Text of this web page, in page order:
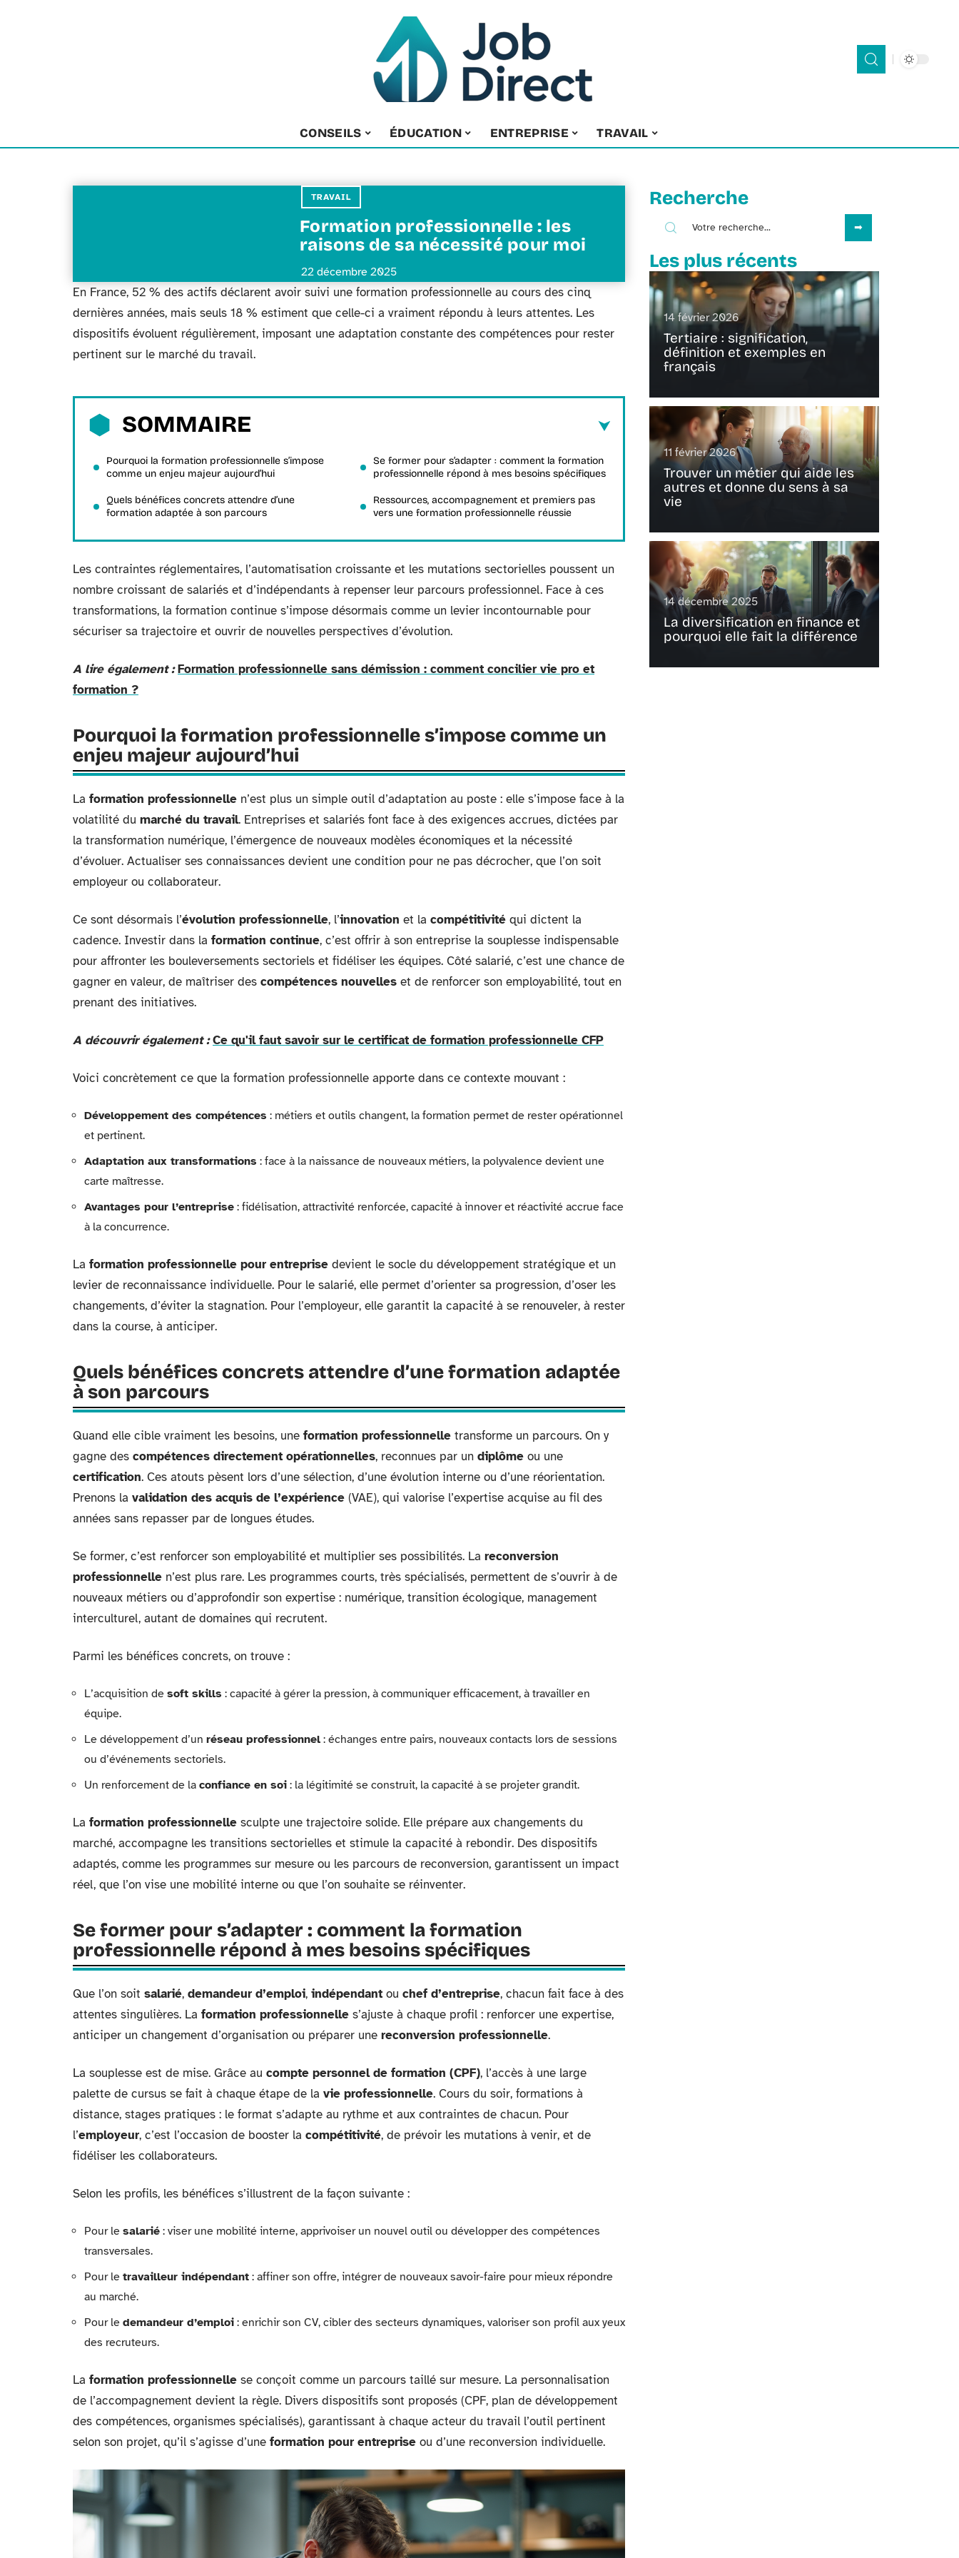
CONSEILS ÉDUCATION ENTREPRISE TRAVAIL
TRAVAIL
Formation professionnelle : les
raisons de sa nécessité pour moi
22 décembre 2025
En France, 52 % des actifs déclarent avoir suivi une formation professionnelle au cours des cinq
dernières années, mais seuls 18 % estiment que celle-ci a vraiment répondu à leurs attentes. Les
dispositifs évoluent régulièrement, imposant une adaptation constante des compétences pour rester
pertinent sur le marché du travail.
SOMMAIRE
Pourquoi la formation professionnelle s’impose
comme un enjeu majeur aujourd’hui
Quels bénéfices concrets attendre d’une
formation adaptée à son parcours
Se former pour s’adapter : comment la formation
professionnelle répond à mes besoins spécifiques
Ressources, accompagnement et premiers pas
vers une formation professionnelle réussie
Les contraintes réglementaires, l’automatisation croissante et les mutations sectorielles poussent un
nombre croissant de salariés et d’indépendants à repenser leur parcours professionnel. Face à ces
transformations, la formation continue s’impose désormais comme un levier incontournable pour
sécuriser sa trajectoire et ouvrir de nouvelles perspectives d’évolution.
A lire également : Formation professionnelle sans démission : comment concilier vie pro et
formation ?
Pourquoi la formation professionnelle s’impose comme un
enjeu majeur aujourd’hui
La formation professionnelle n’est plus un simple outil d’adaptation au poste : elle s’impose face à la
volatilité du marché du travail. Entreprises et salariés font face à des exigences accrues, dictées par
la transformation numérique, l’émergence de nouveaux modèles économiques et la nécessité
d’évoluer. Actualiser ses connaissances devient une condition pour ne pas décrocher, que l’on soit
employeur ou collaborateur.
Ce sont désormais l’évolution professionnelle, l’innovation et la compétitivité qui dictent la
cadence. Investir dans la formation continue, c’est offrir à son entreprise la souplesse indispensable
pour affronter les bouleversements sectoriels et fidéliser les équipes. Côté salarié, c’est une chance de
gagner en valeur, de maîtriser des compétences nouvelles et de renforcer son employabilité, tout en
prenant des initiatives.
A découvrir également : Ce qu'il faut savoir sur le certificat de formation professionnelle CFP
Voici concrètement ce que la formation professionnelle apporte dans ce contexte mouvant :
Développement des compétences : métiers et outils changent, la formation permet de rester opérationnel
et pertinent.
Adaptation aux transformations : face à la naissance de nouveaux métiers, la polyvalence devient une
carte maîtresse.
Avantages pour l’entreprise : fidélisation, attractivité renforcée, capacité à innover et réactivité accrue face
à la concurrence.
La formation professionnelle pour entreprise devient le socle du développement stratégique et un
levier de reconnaissance individuelle. Pour le salarié, elle permet d’orienter sa progression, d’oser les
changements, d’éviter la stagnation. Pour l’employeur, elle garantit la capacité à se renouveler, à rester
dans la course, à anticiper.
Quels bénéfices concrets attendre d’une formation adaptée
à son parcours
Quand elle cible vraiment les besoins, une formation professionnelle transforme un parcours. On y
gagne des compétences directement opérationnelles, reconnues par un diplôme ou une
certification. Ces atouts pèsent lors d’une sélection, d’une évolution interne ou d’une réorientation.
Prenons la validation des acquis de l’expérience (VAE), qui valorise l’expertise acquise au fil des
années sans repasser par de longues études.
Se former, c’est renforcer son employabilité et multiplier ses possibilités. La reconversion
professionnelle n’est plus rare. Les programmes courts, très spécialisés, permettent de s’ouvrir à de
nouveaux métiers ou d’approfondir son expertise : numérique, transition écologique, management
interculturel, autant de domaines qui recrutent.
Parmi les bénéfices concrets, on trouve :
L’acquisition de soft skills : capacité à gérer la pression, à communiquer efficacement, à travailler en
équipe.
Le développement d’un réseau professionnel : échanges entre pairs, nouveaux contacts lors de sessions
ou d’événements sectoriels.
Un renforcement de la confiance en soi : la légitimité se construit, la capacité à se projeter grandit.
La formation professionnelle sculpte une trajectoire solide. Elle prépare aux changements du
marché, accompagne les transitions sectorielles et stimule la capacité à rebondir. Des dispositifs
adaptés, comme les programmes sur mesure ou les parcours de reconversion, garantissent un impact
réel, que l’on vise une mobilité interne ou que l’on souhaite se réinventer.
Se former pour s’adapter : comment la formation
professionnelle répond à mes besoins spécifiques
Que l’on soit salarié, demandeur d’emploi, indépendant ou chef d’entreprise, chacun fait face à des
attentes singulières. La formation professionnelle s’ajuste à chaque profil : renforcer une expertise,
anticiper un changement d’organisation ou préparer une reconversion professionnelle.
La souplesse est de mise. Grâce au compte personnel de formation (CPF), l’accès à une large
palette de cursus se fait à chaque étape de la vie professionnelle. Cours du soir, formations à
distance, stages pratiques : le format s’adapte au rythme et aux contraintes de chacun. Pour
l’employeur, c’est l’occasion de booster la compétitivité, de prévoir les mutations à venir, et de
fidéliser les collaborateurs.
Selon les profils, les bénéfices s’illustrent de la façon suivante :
Pour le salarié : viser une mobilité interne, apprivoiser un nouvel outil ou développer des compétences
transversales.
Pour le travailleur indépendant : affiner son offre, intégrer de nouveaux savoir-faire pour mieux répondre
au marché.
Pour le demandeur d’emploi : enrichir son CV, cibler des secteurs dynamiques, valoriser son profil aux yeux
des recruteurs.
La formation professionnelle se conçoit comme un parcours taillé sur mesure. La personnalisation
de l’accompagnement devient la règle. Divers dispositifs sont proposés (CPF, plan de développement
des compétences, organismes spécialisés), garantissant à chaque acteur du travail l’outil pertinent
selon son projet, qu’il s’agisse d’une formation pour entreprise ou d’une reconversion individuelle.
Recherche
Les plus récents
14 février 2026
Tertiaire : signification,
définition et exemples en
français
11 février 2026
Trouver un métier qui aide les
autres et donne du sens à sa
vie
14 décembre 2025
La diversification en finance et
pourquoi elle fait la différence